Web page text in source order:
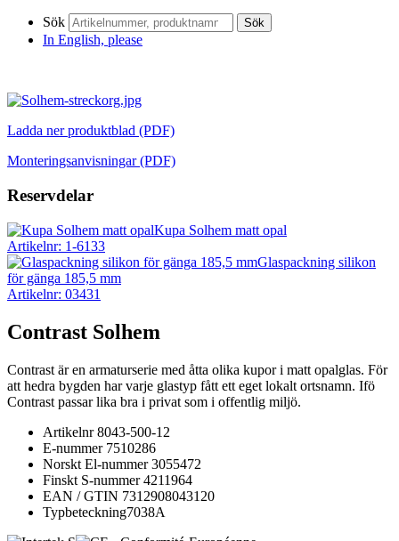
Sök Sök
In English, please
Ladda ner produktblad (PDF)
Monteringsanvisningar (PDF)
Reservdelar
Kupa Solhem matt opal
Artikelnr: 1-6133
Glaspackning silikon
för gänga 185,5 mm
Artikelnr: 03431
Contrast Solhem
Contrast är en armaturserie med åtta olika kupor i matt opalglas. För
att hedra bygden har varje glastyp fått ett eget lokalt ortsnamn. Ifö
Contrast passar lika bra i privat som i offentlig miljö.
Artikelnr8043-500-12
E-nummer7510286
Norskt El-nummer3055472
Finskt S-nummer4211964
EAN / GTIN 7312908043120
Typbeteckning7038A